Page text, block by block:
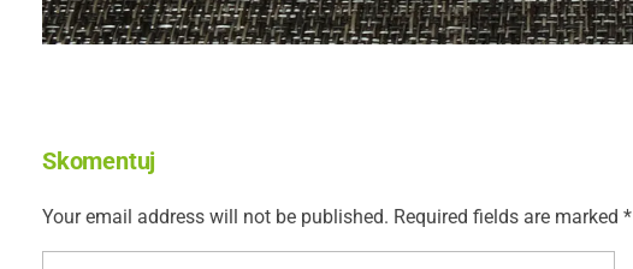
Skomentuj
Your email address will not be published. Required fields are marked *